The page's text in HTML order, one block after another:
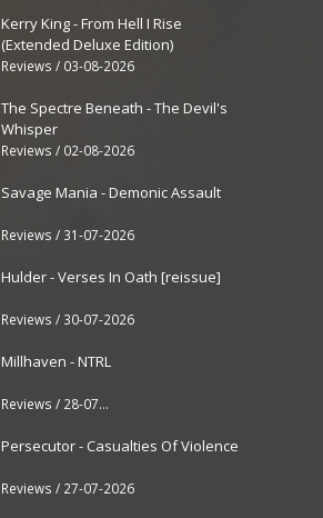
Kerry King - From Hell I Rise
(Extended Deluxe Edition)
Reviews / 03-08-2026
The Spectre Beneath - The Devil's
Whisper
Reviews / 02-08-2026
Savage Mania - Demonic Assault
Reviews / 31-07-2026
Hulder - Verses In Oath [reissue]
Reviews / 30-07-2026
Millhaven - NTRL
Reviews / 28-07-2026
Persecutor - Casualties Of Violence
Reviews / 27-07-2026